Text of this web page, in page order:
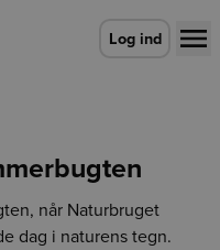
Log ind
når Naturbruget
dag i naturens tegn.